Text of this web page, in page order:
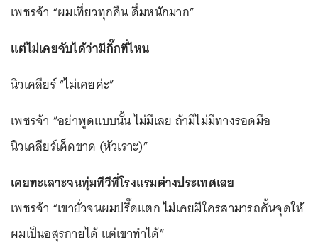
เพชรจ้า “ผมเที่ยวทุกคืน ดื่มหนักมาก”
แต่ไม่เคยจับได้ว่ามีกิ๊กที่ไหน
นิวเคลียร์ “ไม่เคยค่ะ”
เพชรจ้า “อย่าพูดแบบนั้น ไม่มีเลย ถ้ามีไม่มีทางรอดมือ
นิวเคลียร์เด็ดขาด (หัวเราะ)”
เคยทะเลาะจนทุ่มทีวีที่โรงแรมต่างประเทศเลย
เพชรจ้า “เขายั่วจนผมปรี๊ดแตก ไม่เคยมีใครสามารถคั้นจุดให้
ผมเป็นอสุรกายได้ แต่เขาทำได้”